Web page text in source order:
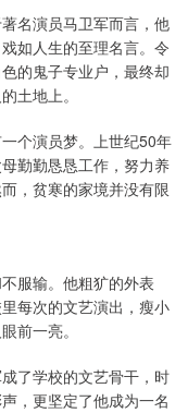
名演员马卫军而言，他
如人生的至理名言。令
的鬼子专业户，最终却
土地上。
个演员梦。上世纪50年
勤勤恳恳工作，努力养
，贫寒的家境并没有限
服输。他粗犷的外表
每次的文艺演出，瘦小
前一亮。
了学校的文艺骨干，时
，更坚定了他成为一名